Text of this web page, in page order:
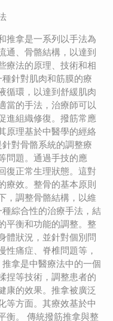
推拿是一系列以手法為
通、骨骼結構，以達到
療法的原理、技術和相
針對肌肉和筋膜的療
循環，以達到舒緩肌肉
當的手法，治療師可以
進組織修復。撥筋常應
原理基於中醫學的經絡
對骨骼系統的調整療
問題。通過手技的應
復正常生理狀態。這對
療效。整骨的基本原則
，調整骨骼結構，以維
綜合性的治療手法，結
平衡和功能的調整。整
體狀況，並針對個別問
性痛症、脊椎問題等，
拿是中醫療法中的一個
捏等技術，調整患者的
康的效果。推拿被廣泛
等方面。其療效基於中
衡。 傳統撥筋推拿與整